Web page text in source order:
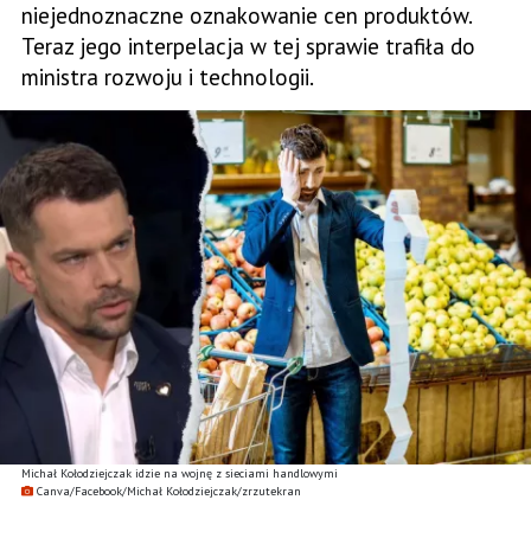
Michał Kołodziejczak idzie na wojnę z sieciami handlowymi
Canva/Facebook/Michał Kołodziejczak/zrzutekran
niejednoznaczne oznakowanie cen produktów.
Teraz jego interpelacja w tej sprawie trafiła do
ministra rozwoju i technologii.